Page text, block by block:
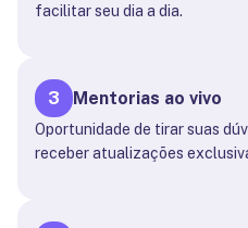
facilitar seu dia a dia.
3 Mentorias ao vivo
Oportunidade de tirar suas
receber atualizações